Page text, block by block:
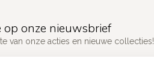
op onze nieuwsbrief
van onze acties en nieuwe collecties!